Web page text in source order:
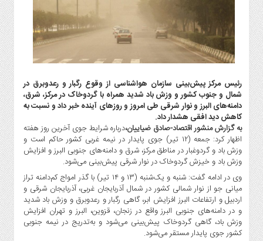
پتروشیمی
صنعت
و
خودرو
آپ
و
فن
آوری
بانک
،
بیمه
و
ارز
دیجیتال
کشاورزی
و
رئیس مرکز پیش‌بینی سازمان هواشناسی از وقوع رگبار و رعدوبرق در
شمال و جنوب کشور و وزش باد شدید همراه با گردوخاک در مرکز، شرق،
دامنه‌های البرز و نوار شرقی طی امروز و روزهای آینده خبر داد و نسبت به
کاهش دید افقی هشدار داد.
به گزارش منشور اقتصاد-صادق ضیاییان،درباره شرایط جوی آخرین روز هفته
اظهار کرد: جمعه (۱۲ تیر) جوی پایدار در نیمه‌ غربی کشور حاکم است و
وزش باد و گردوغبار در مناطق مرکز، شرق و دامنه‌های جنوبی البرز و افزایش
وزش باد و خیزش گردوخاک در نوار شرقی پیش‌بینی می‌شود.
وی در ادامه گفت: شنبه و یک‌شنبه (۱۳ و ۱۴ تیر) با گذر امواج کم‌دامنه تراز
میانی جو از نوار شمالی کشور در شمال آذربایجان غربی، آذربایجان‌ شرقی و
اردبیل و ارتفاعات البرز افزایش ابر، گاهی رگبار و رعدوبرق و وزش باد شدید
و در دامنه‌های جنوبی البرز واقع در زنجان، قزوین، البرز و تهران افزایش
وزش باد، گاهی گردوخاک پیش‌بینی می‌شود و به‌تدریج در نیمه‌ جنوبی
کشور جوی پایدار مستقر می‌شود.